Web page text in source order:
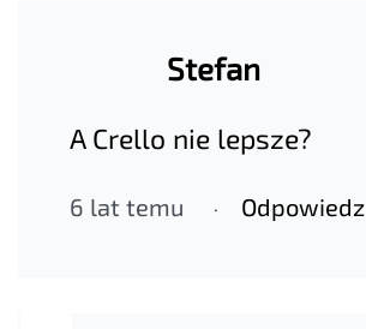
Stefan
A Crello nie lepsze?
6 lat temu Odpowiedz